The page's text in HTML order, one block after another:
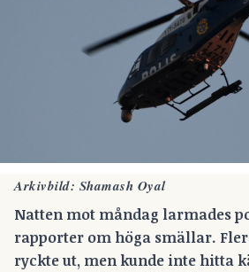
Arkivbild: Shamash Oyal
Natten mot måndag larmades
rapporter om höga smällar.
ryckte ut, men kunde inte hitta